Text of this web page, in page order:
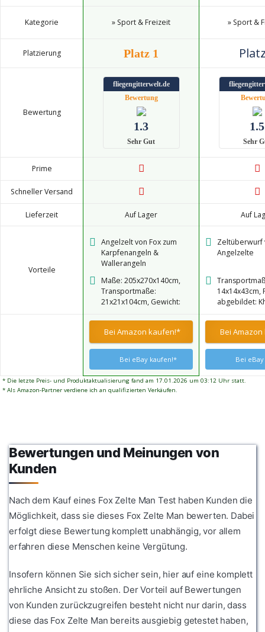
Kategorie » Sport & Freizeit » Sport &
Platzierung Platz 1
Bewertung
fliegengitterwelt.de
Bewertung
1.3
Sehr Gut
1.5
Sehr
Prime
Schneller Versand
Lieferzeit Auf Lager Auf
Vorteile
Angelzelt von Fox zum
Karpfenangeln &
Wallerangeln
Maße: 205x270x140cm,
Transportmaße:
21x21x104cm, Gewicht:
8000mm, Farbe wie
abgebildet: Khaki
Zeltüberwurf
Angelzelte
14x14x43cm,
abgebildet:
Wassersäule:
Bei Amazon kaufen!*
Bei eBay kaufen!*
Bei
Bei
* Die letzte Preis- und Produktaktualisierung fand am 17.01.2026 um 03:12 Uhr statt.
* Als Amazon-Partner verdiene ich an qualifizierten Verkäufen.
Bewertungen und Meinungen von
Kunden
Nach dem Kauf eines Fox Zelte Man Test haben Kunden die
Möglichkeit, dass sie dieses Fox Zelte Man bewerten. Dabei
erfolgt diese Bewertung komplett unabhängig, vor allem
erfahren diese Menschen keine Vergütung.
Insofern können Sie sich sicher sein, hier auf eine komplett
ehrliche Ansicht zu stoßen. Der Vorteil auf Bewertungen
von Kunden zurückzugreifen besteht nicht nur darin, dass
diese das Fox Zelte Man bereits ausgiebig getestet haben,